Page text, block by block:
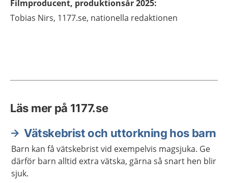
Filmproducent, produktionsår 2025:
Tobias Nirs, 1177.se, nationella redaktionen
Läs mer på 1177.se
Vätskebrist och uttorkning hos barn
Barn kan få vätskebrist vid exempelvis magsjuka. Ge
därför barn alltid extra vätska, gärna så snart hen blir
sjuk.